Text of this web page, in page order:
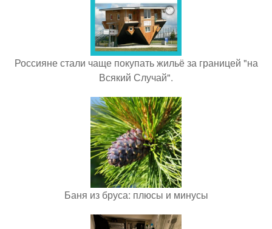
Россияне стали чаще покупать жильё за границей "на
Всякий Случай".
Баня из бруса: плюсы и минусы